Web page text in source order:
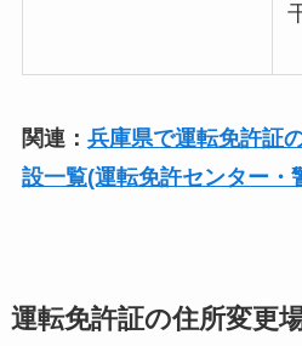
関連： 兵庫県で運転免許証
設一覧(運転免許センター・
運転免許証の住所変更